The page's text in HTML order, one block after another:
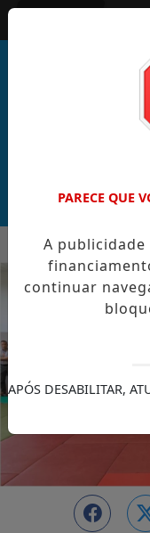
DE CABO VERDE
EM ALTA
PARECE QUE
A
continuar
APÓS DESABILITAR,